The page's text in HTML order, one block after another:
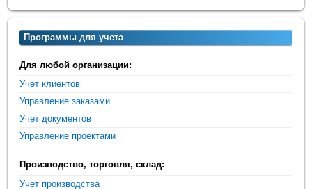
Программы для учета
Для любой организации:
Учет клиентов
Управление заказами
Учет документов
Управление проектами
Производство, торговля, склад:
Учет производства